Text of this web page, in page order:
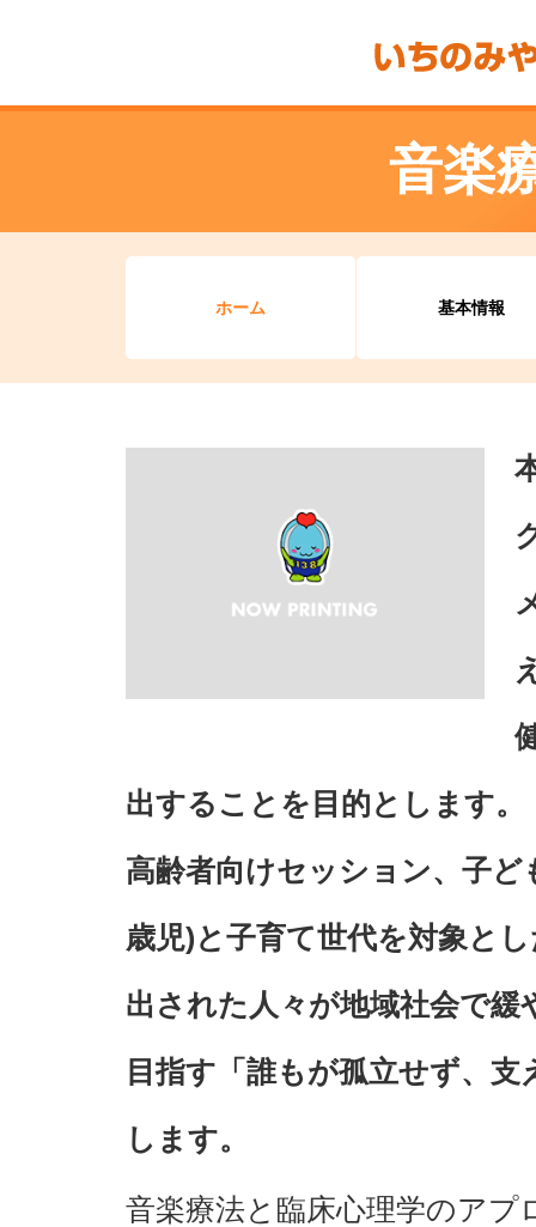
音楽
ホーム 基本情報
出することを目的とします。
高齢者向けセッション、子
歳児)と子育て世代を対象と
出された人々が地域社会で
目指す「誰もが孤立せず、
します。
音楽療法と臨床心理学のアプ